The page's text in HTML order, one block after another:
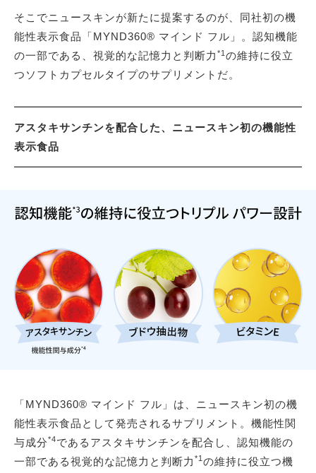
そこでニュースキンが新たに提案するのが、同社初の機
能性表示食品「MYND360® マインド フル」。認知機能
の一部である、視覚的な記憶力と判断力 *1 の維持に役立
つソフトカプセルタイプのサプリメントだ。
アスタキサンチンを配合した、ニュースキン初の機能性
表示食品
「MYND360® マインド フル」は、ニュースキン初の機
能性表示食品として発売されるサプリメント。機能性関
与成分*4であるアスタキサンチンを配合し、認知機能の
一部である視覚的な記憶力と判断力 *1 の維持に役立つ機